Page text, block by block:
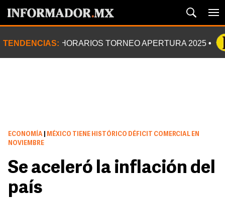
TENDENCIAS: HORARIOS TORNEO APERTURA 2025
ECONOMÍA
MÉXICO TIENE HISTÓRICO DÉFICIT COMERCIAL EN
NOVIEMBRE
Se aceleró la inflación del
país